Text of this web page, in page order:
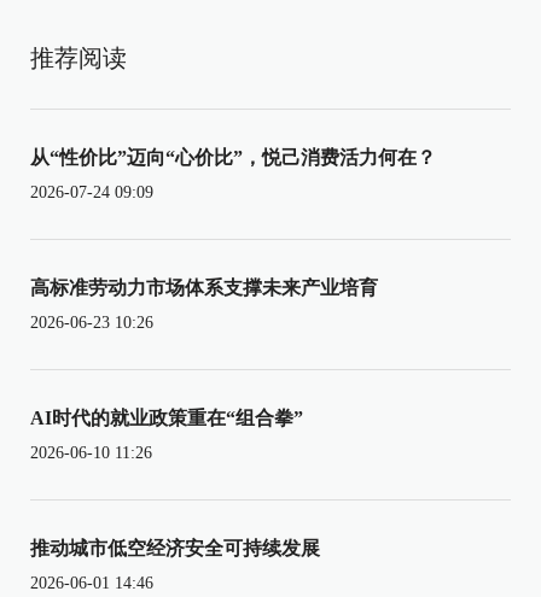
推荐阅读
从“性价比”迈向“心价比”，悦己消费活力何在？
2026-07-24 09:09
高标准劳动力市场体系支撑未来产业培育
2026-06-23 10:26
AI时代的就业政策重在“组合拳”
2026-06-10 11:26
推动城市低空经济安全可持续发展
2026-06-01 14:46